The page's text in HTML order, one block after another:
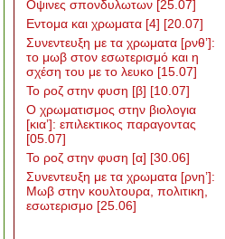
Οψινες σπονδυλωτων [25.07]
Εντομα και χρωματα [4] [20.07]
Συνεντευξη με τα χρωματα [ρνθ’]:
το μωβ στον εσωτερισμό και η
σχέση του με το λευκο [15.07]
Το ροζ στην φυση [β] [10.07]
Ο χρωματισμος στην βιολογια
[κια’]: επιλεκτικος παραγοντας
[05.07]
Το ροζ στην φυση [α] [30.06]
Συνεντευξη με τα χρωματα [ρνη’]:
Μωβ στην κουλτουρα, πολιτικη,
εσωτερισμο [25.06]